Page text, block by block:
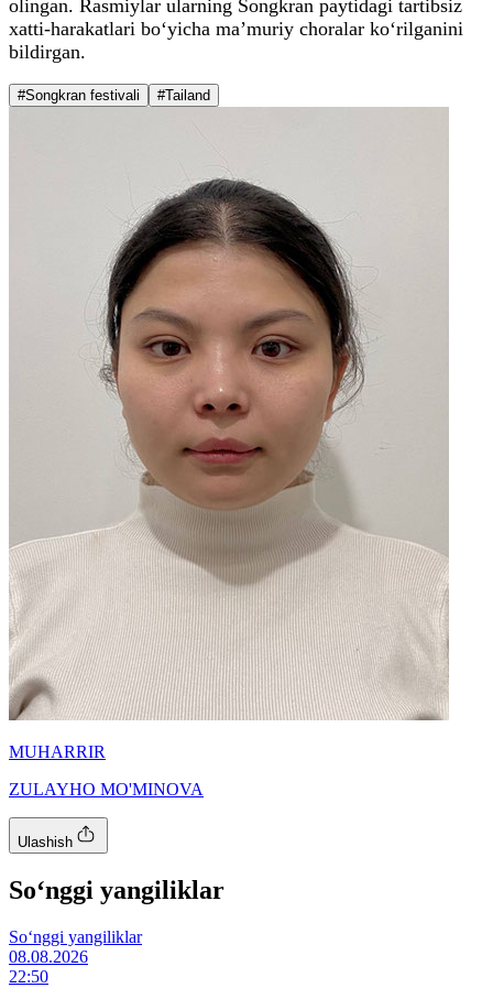
olingan. Rasmiylar ularning Songkran paytidagi tartibsiz
xatti-harakatlari bo‘yicha ma’muriy choralar ko‘rilganini
bildirgan.
#Songkran festivali #Tailand
MUHARRIR
ZULAYHO MO'MINOVA
Ulashish
So‘nggi yangiliklar
So‘nggi yangiliklar
08.08.2026
22:50